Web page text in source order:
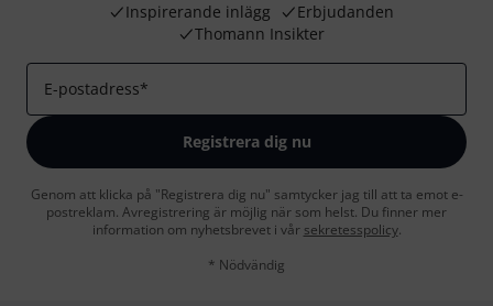
Inspirerande inlägg
Erbjudanden
Thomann Insikter
E-postadress*
Registrera dig nu
Genom att klicka på "Registrera dig nu" samtycker jag till att ta emot e-
postreklam. Avregistrering är möjlig när som helst. Du finner mer
information om nyhetsbrevet i vår sekretesspolicy.
* Nödvändig